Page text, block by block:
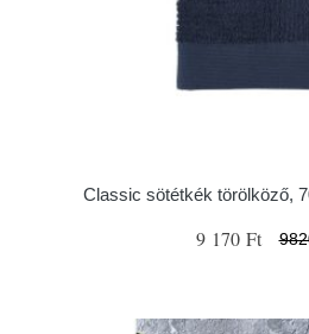
Classic sötétkék törölköző,
9 170 Ft